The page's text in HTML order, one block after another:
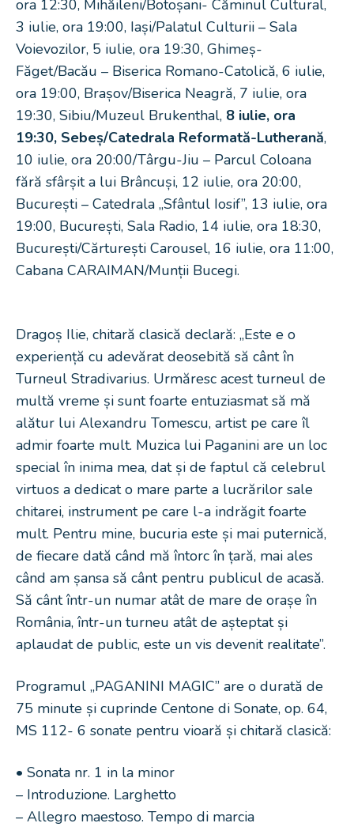
ora 12:30, Mihăileni/Botoșani- Căminul Cultural,
3 iulie, ora 19:00, Iași/Palatul Culturii – Sala
Voievozilor, 5 iulie, ora 19:30, Ghimeș-
Făget/Bacău – Biserica Romano-Catolică, 6 iulie,
ora 19:00, Brașov/Biserica Neagră, 7 iulie, ora
19:30, Sibiu/Muzeul Brukenthal, 8 iulie, ora
19:30, Sebeș/Catedrala Reformată-Lutherană,
10 iulie, ora 20:00/Târgu-Jiu – Parcul Coloana
fără sfârșit a lui Brâncuși, 12 iulie, ora 20:00,
București – Catedrala „Sfântul Iosif”, 13 iulie, ora
19:00, București, Sala Radio, 14 iulie, ora 18:30,
București/Cărturești Carousel, 16 iulie, ora 11:00,
Cabana CARAIMAN/Munții Bucegi.
Dragoș Ilie, chitară clasică declară: „Este e o
experiență cu adevărat deosebită să cânt în
Turneul Stradivarius. Urmăresc acest turneul de
multă vreme și sunt foarte entuziasmat să mă
alătur lui Alexandru Tomescu, artist pe care îl
admir foarte mult. Muzica lui Paganini are un loc
special în inima mea, dat și de faptul că celebrul
virtuos a dedicat o mare parte a lucrărilor sale
chitarei, instrument pe care l-a indrăgit foarte
mult. Pentru mine, bucuria este și mai puternică,
de fiecare dată când mă întorc în țară, mai ales
când am șansa să cânt pentru publicul de acasă.
Să cânt într-un numar atât de mare de orașe în
România, într-un turneu atât de așteptat și
aplaudat de public, este un vis devenit realitate”.
Programul „PAGANINI MAGIC” are o durată de
75 minute și cuprinde Centone di Sonate, op. 64,
MS 112- 6 sonate pentru vioară și chitară clasică:
• Sonata nr. 1 in la minor
– Introduzione. Larghetto
– Allegro maestoso. Tempo di marcia